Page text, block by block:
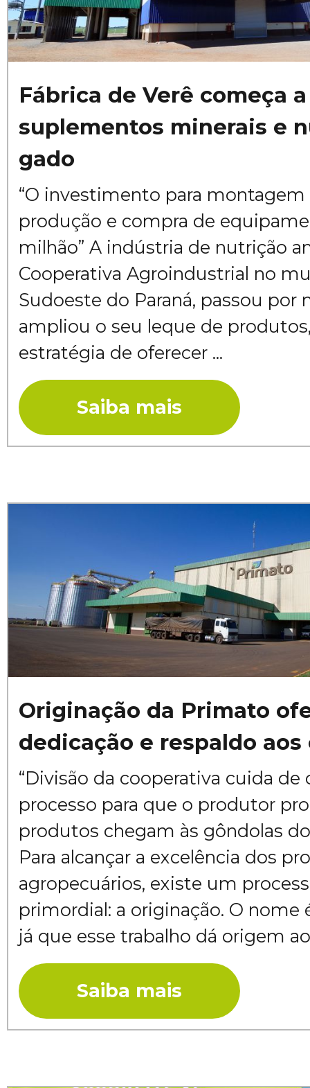
Fábrica de Verê começa
suplementos minerais e
gado
“O investimento para montagem
produção e compra de
milhão” A indústria de nutrição
Cooperativa Agroindustrial no
Sudoeste do Paraná, passou por
ampliou o seu leque de
estratégia de oferecer ...
Saiba mais
Originação da Primato
dedicação e respaldo aos
“Divisão da cooperativa cuida de
processo para que o produtor
produtos chegam às gôndolas
Para alcançar a excelência dos
agropecuários, existe um
primordial: a originação. O nome
já que esse trabalho dá origem
Saiba mais